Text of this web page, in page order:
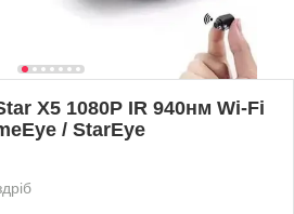
X5 1080P IR 940нм Wi-Fi
/ StarEye